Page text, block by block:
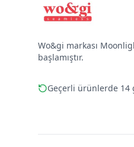
Wo&gi markası
başlamıştır.
Geçerli ürünlerde 14